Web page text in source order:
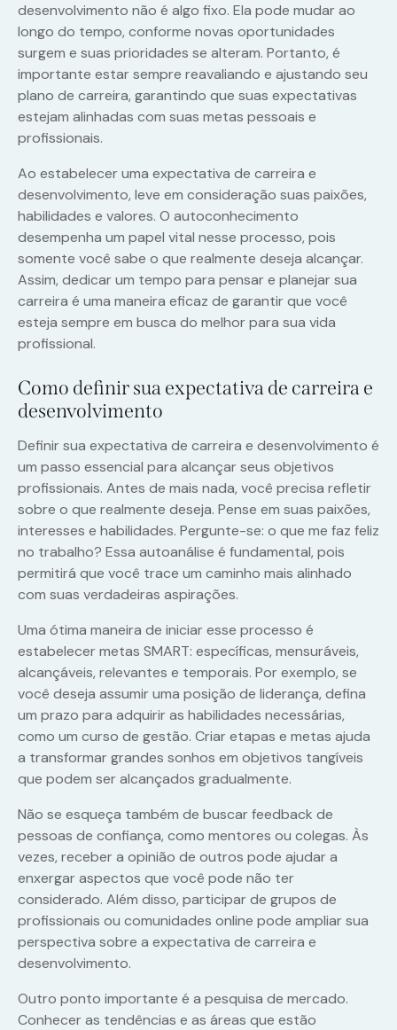
desenvolvimento não é algo fixo. Ela pode mudar ao
longo do tempo, conforme novas oportunidades
surgem e suas prioridades se alteram. Portanto, é
importante estar sempre reavaliando e ajustando seu
plano de carreira, garantindo que suas expectativas
estejam alinhadas com suas metas pessoais e
profissionais.
Ao estabelecer uma expectativa de carreira e
desenvolvimento, leve em consideração suas paixões,
habilidades e valores. O autoconhecimento
desempenha um papel vital nesse processo, pois
somente você sabe o que realmente deseja alcançar.
Assim, dedicar um tempo para pensar e planejar sua
carreira é uma maneira eficaz de garantir que você
esteja sempre em busca do melhor para sua vida
profissional.
Como definir sua expectativa de carreira e
desenvolvimento
Definir sua expectativa de carreira e desenvolvimento é
um passo essencial para alcançar seus objetivos
profissionais. Antes de mais nada, você precisa refletir
sobre o que realmente deseja. Pense em suas paixões,
interesses e habilidades. Pergunte-se: o que me faz feliz
no trabalho? Essa autoanálise é fundamental, pois
permitirá que você trace um caminho mais alinhado
com suas verdadeiras aspirações.
Uma ótima maneira de iniciar esse processo é
estabelecer metas SMART: específicas, mensuráveis,
alcançáveis, relevantes e temporais. Por exemplo, se
você deseja assumir uma posição de liderança, defina
um prazo para adquirir as habilidades necessárias,
como um curso de gestão. Criar etapas e metas ajuda
a transformar grandes sonhos em objetivos tangíveis
que podem ser alcançados gradualmente.
Não se esqueça também de buscar feedback de
pessoas de confiança, como mentores ou colegas. Às
vezes, receber a opinião de outros pode ajudar a
enxergar aspectos que você pode não ter
considerado. Além disso, participar de grupos de
profissionais ou comunidades online pode ampliar sua
perspectiva sobre a expectativa de carreira e
desenvolvimento.
Outro ponto importante é a pesquisa de mercado.
Conhecer as tendências e as áreas que estão